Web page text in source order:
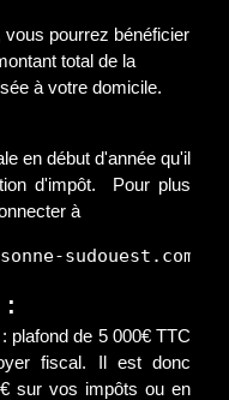
vous pourrez bénéficier
total de la
à votre domicile.
en début d'année qu'il
d'impôt. Pour plus
à
sudouest.com/
:
plafond de 5 000€ TTC
fiscal. Il est donc
sur vos impôts ou en